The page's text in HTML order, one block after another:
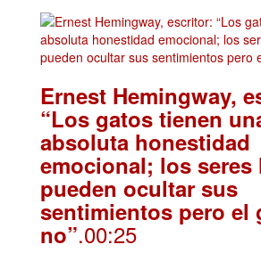
Ernest Hemingway,
“Los gatos tienen
absoluta honestidad
emocional; los seres
pueden ocultar sus
sentimientos pero el
no”.00:25